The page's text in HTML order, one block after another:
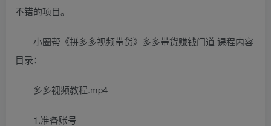
不错的项目。
小圈帮《拼多多视频带货》多多带货赚钱门道 课程内容
目录：
多多视频教程.mp4
1.准备账号